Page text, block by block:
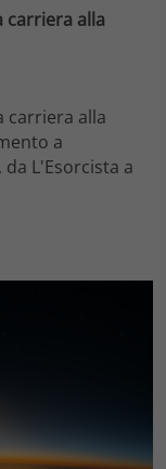
carriera alla
carriera alla
a
L'Esorcista a